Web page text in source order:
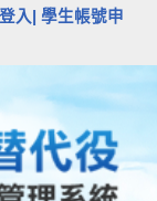
入|
學生帳號申